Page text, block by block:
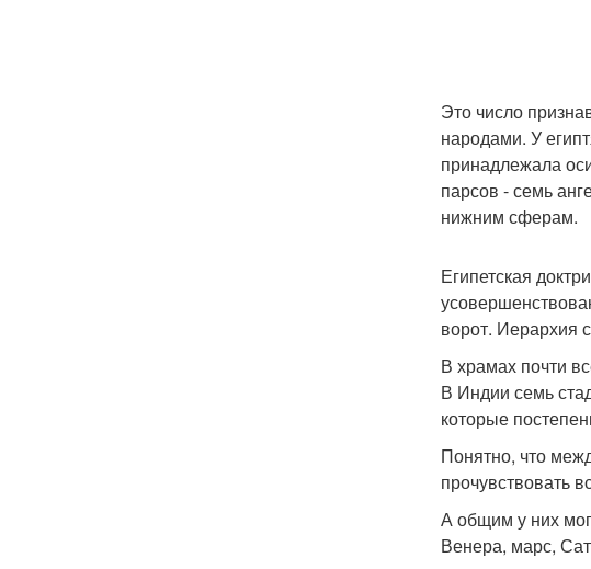
Это число
народами. У
принадлежала
парсов - семь
нижним сферам.
Египетская
ворот. Иерархия
В храмах почти
В Индии семь
которые
Понятно, что
прочувствовать
А общим у них
Венера, марс,